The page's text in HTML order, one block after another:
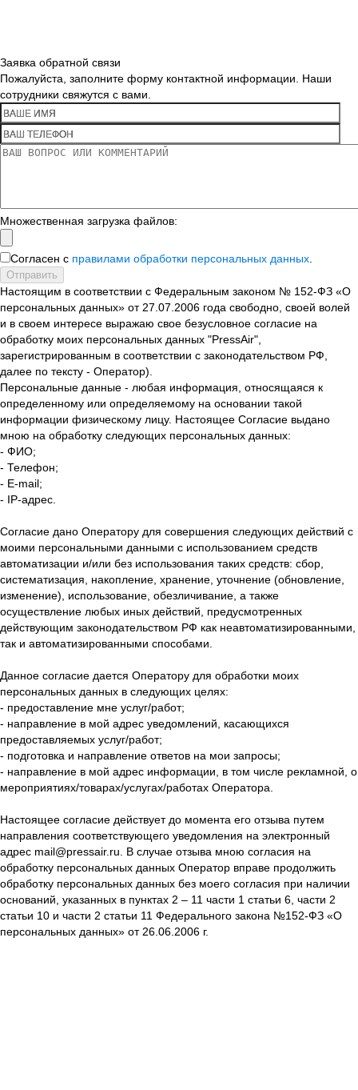
Заявка обратной связи
Пожалуйста, заполните форму контактной информации. Наши
сотрудники свяжутся с вами.
Множественная загрузка файлов:
Согласен с правилами обработки персональных данных
Отправить
Настоящим в соответствии с Федеральным законом № 152-ФЗ «О
персональных данных» от 27.07.2006 года свободно, своей волей
и в своем интересе выражаю свое безусловное согласие на
обработку моих персональных данных "PressAir",
зарегистрированным в соответствии с законодательством РФ,
далее по тексту - Оператор).
Персональные данные - любая информация, относящаяся к
определенному или определяемому на основании такой
информации физическому лицу. Настоящее Согласие выдано
мною на обработку следующих персональных данных:
- ФИО;
- Телефон;
- E-mail;
- IP-адрес.
Согласие дано Оператору для совершения следующих действий с
моими персональными данными с использованием средств
автоматизации и/или без использования таких средств: сбор,
систематизация, накопление, хранение, уточнение (обновление,
изменение), использование, обезличивание, а также
осуществление любых иных действий, предусмотренных
действующим законодательством РФ как неавтоматизированными,
так и автоматизированными способами.
Данное согласие дается Оператору для обработки моих
персональных данных в следующих целях:
- предоставление мне услуг/работ;
- направление в мой адрес уведомлений, касающихся
предоставляемых услуг/работ;
- подготовка и направление ответов на мои запросы;
- направление в мой адрес информации, в том числе рекламной, о
мероприятиях/товарах/услугах/работах Оператора.
Настоящее согласие действует до момента его отзыва путем
направления соответствующего уведомления на электронный
адрес mail@pressair.ru. В случае отзыва мною согласия на
обработку персональных данных Оператор вправе продолжить
обработку персональных данных без моего согласия при наличии
оснований, указанных в пунктах 2 – 11 части 1 статьи 6, части 2
статьи 10 и части 2 статьи 11 Федерального закона №152-ФЗ «О
персональных данных» от 26.06.2006 г.